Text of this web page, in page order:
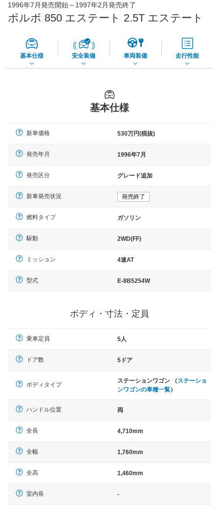
65,050円
1996年7月発売開始～1997年2月発売終了
ボルボ 850 エステート 2.5T エステート
基本仕様 安全装備 車両装備 走行性能
基本仕様
新車価格 530万円(税抜)
発売年月 1996年7月
発売区分 グレード追加
新車発売状況 発売終了
燃料タイプ ガソリン
駆動 2WD(FF)
ミッション 4速AT
型式 E-8B5254W
ボディ・寸法・定員
乗車定員 5人
ドア数 5ドア
ボディタイプ
ステーションワゴン （ ステーショ
ンワゴンの車種一覧）
ハンドル位置 両
全長 4,710mm
全幅 1,760mm
全高 1,460mm
室内長 -